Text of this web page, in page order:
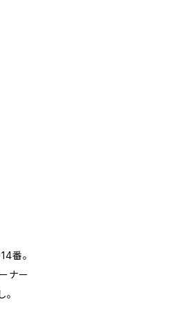
番。
ナー